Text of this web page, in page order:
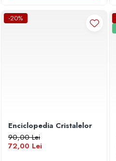
-20%
Enciclopedia Cristalelor
90,00 Lei
72,00 Lei